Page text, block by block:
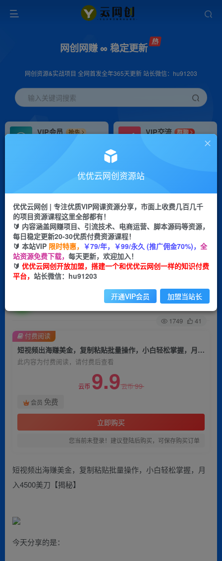
网创网赚 ∞ 稳定更新
网创资源&实战项目 全网首发全年365天更新 站长微信：hu91203
输入关键词搜索
VIP会员
抢先
VIP交流
群聊
研究探讨更多创业项目路子。
会员专属推广链接
挂机 项目
脚本卡密
APP下载
GO
首页 创业课程 会员免费 正文
短视频出海赚美金，复制粘贴批量操作，小白轻松
掌握，月入4500美刀
关注 私信
1749 41
短视频出海赚美金，复制粘贴批量操作，小白轻松掌握，月入4500美刀
此内容为付费阅读，请付费后查看
云币 9.9云币99
会员 免费
立即购买
您当前未登录！建议登陆后购买，可保存购买订单
付费阅读
短视频出海赚美金，复制粘贴批量操作，小白轻松掌握，月
入4500美刀【揭秘】
今天分享的是：
优优云网创资源站
优优云网创 | 专注优质VIP网课资源分享，市面上收费几百几千
的项目资源课程这里全部都有！
🔰 内容涵盖网赚项目、引流技术、电商运营、脚本源码等资源，
每日稳定更新20-30优质付费资源课程！
🔰 本站VIP 限时特惠， ￥79/年，￥99/永久 (推广佣金70%)， 全
站资源免费下载， 每天更新，欢迎加入！
🔰 优优云网创开放加盟，搭建一个和优优云网创一样的知识付费
平台， 站长微信：hu91203
开通VIP会员 加盟当站长